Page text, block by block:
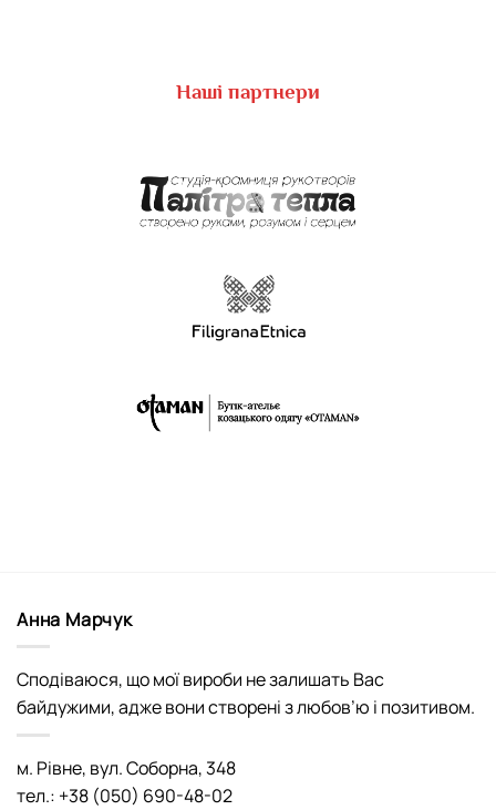
Наші партнери
Анна Марчук
Сподіваюся, що мої вироби не залишать Вас
байдужими, адже вони створені з любов’ю і позитивом.
м. Рівне, вул. Соборна, 348
тел.: +38 (050) 690-48-02